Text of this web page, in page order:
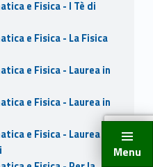
Menu
e Fisica - I Tè di
e Fisica - La Fisica
e Fisica - Laurea in
e Fisica - Laurea in
e Fisica - Laurea in